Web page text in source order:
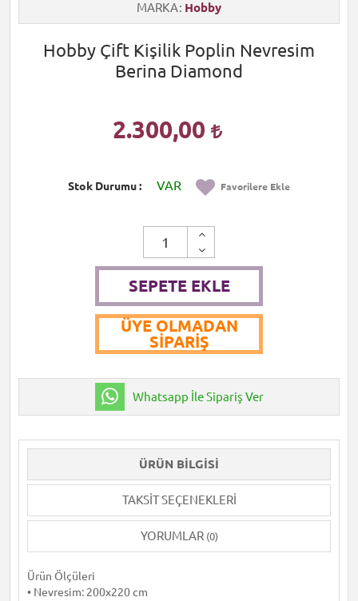
MARKA Hobby
Hobby Çift Kişilik Poplin Nevresim
Berina Diamond
2.300,00
Stok Durumu VAR Favorilere Ekle
SEPETE EKLE
ÜYE OLMADAN
SIPARIŞ
Whatsapp İle Sipariş Ver
ÜRÜN BILGISI
TAKSIT SEÇENEKLERI
YORUMLAR (0)
Ürün Ölçüleri
• Nevresim: 200x220 cm